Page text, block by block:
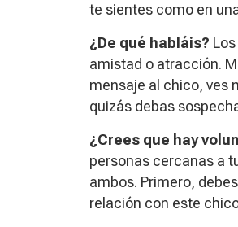
te sientes como en
¿De qué habláis?
amistad o atracción.
mensaje al chico, ves
quizás debas
¿Crees que hay
personas cercanas a
ambos. Primero,
relación con este